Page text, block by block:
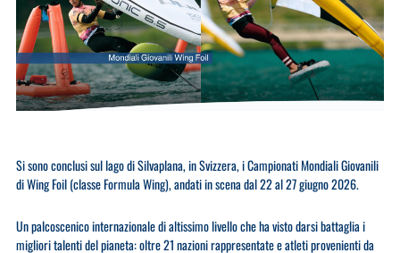
​Si sono conclusi sul lago di Silvaplana, in Svizzera, i Campionati Mondiali Giovanili
di Wing Foil (classe Formula Wing), andati in scena dal 22 al 27 giugno 2026.
​Un palcoscenico internazionale di altissimo livello che ha visto darsi battaglia i
migliori talenti del pianeta: oltre 21 nazioni rappresentate e atleti provenienti da